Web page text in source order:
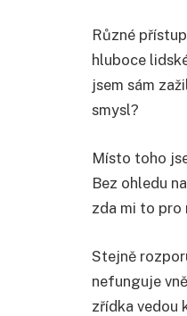
Různé
hluboce
jsem sám
smysl?
Místo toho
Bez ohledu
zda mi to pro
Stejně
nefunguje
zřídka vedou